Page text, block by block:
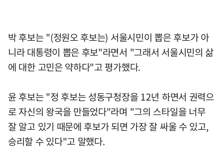
박 후보는 "(정원오 후보는) 서울시민이 뽑은 후보가 아
니라 대통령이 뽑은 후보"라면서 "그래서 서울시민의 삶
에 대한 고민은 약하다"고 평가했다.
윤 후보는 "정 후보는 성동구청장을 12년 하면서 권력으
로 자신의 왕국을 만들었다"라며 "그의 스타일을 너무
잘 알고 있기 때문에 후보가 되면 가장 잘 싸울 수 있고,
승리할 수 있다"고 말했다.